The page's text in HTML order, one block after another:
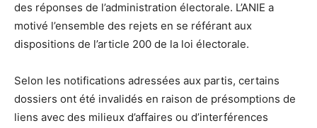
des réponses de l’administration électorale. L’ANIE a
motivé l’ensemble des rejets en se référant aux
dispositions de l’article 200 de la loi électorale.
Selon les notifications adressées aux partis, certains
dossiers ont été invalidés en raison de présomptions de
liens avec des milieux d’affaires ou d’interférences